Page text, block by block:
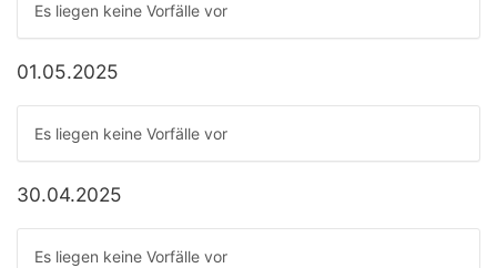
Es liegen keine Vorfälle vor
01.05.2025
Es liegen keine Vorfälle vor
30.04.2025
Es liegen keine Vorfälle vor